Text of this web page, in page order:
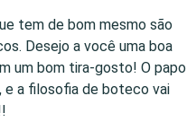
tem de bom mesmo são
Desejo a você uma boa
um bom tira-gosto! O papo
e a filosofia de boteco vai